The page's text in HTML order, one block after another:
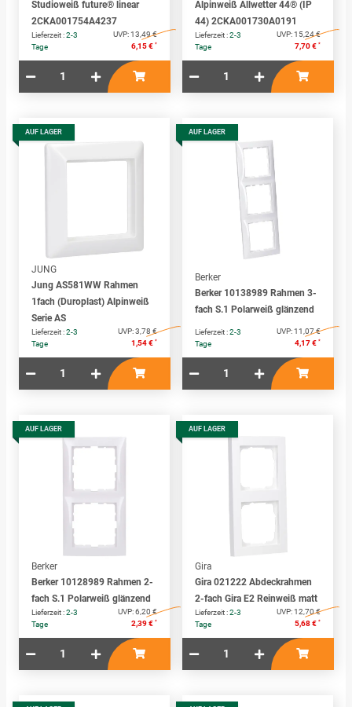
Studioweiß future® linear
2CKA001754A4237
Lieferzeit :2-3
Tage
UVP:13,49 €
6,15 € *
Alpinweiß Allwetter 44® (IP
44) 2CKA001730A0191
Lieferzeit :2-3
Tage
UVP:15,24 €
7,70 € *
AUF LAGER
JUNG
Jung AS581WW Rahmen
1fach (Duroplast) Alpinweiß
Serie AS
Lieferzeit :2-3
Tage
UVP:3,78 €
1,54 € *
AUF LAGER
Berker
Berker 10138989 Rahmen 3-
fach S.1 Polarweiß glänzend
Lieferzeit :2-3
Tage
UVP:11,07 €
4,17 € *
AUF LAGER
Berker
Berker 10128989 Rahmen 2-
fach S.1 Polarweiß glänzend
Lieferzeit :2-3
Tage
UVP:6,20 €
2,39 € *
AUF LAGER
Gira
Gira 021222 Abdeckrahmen
2-fach Gira E2 Reinweiß matt
Lieferzeit :2-3
Tage
UVP:12,70 €
5,68 € *